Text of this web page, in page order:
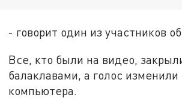
- говорит один из участников
Все, кто были на видео,
балаклавами, а голос
компьютера.